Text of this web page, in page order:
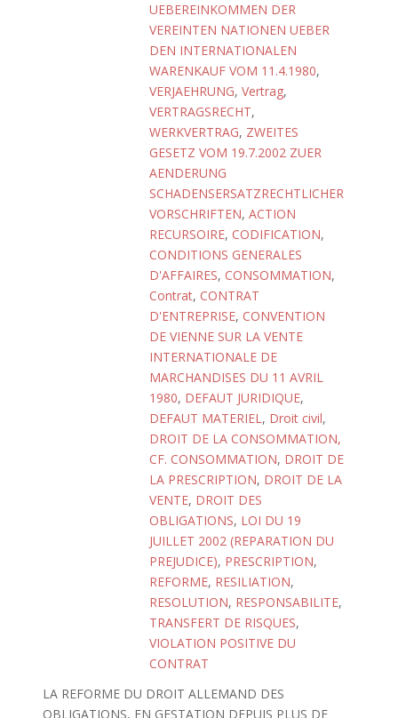
UEBEREINKOMMEN DER
VEREINTEN NATIONEN UEBER
DEN INTERNATIONALEN
WARENKAUF VOM 11.4.1980,
VERJAEHRUNG, Vertrag,
VERTRAGSRECHT,
WERKVERTRAG, ZWEITES
GESETZ VOM 19.7.2002 ZUER
AENDERUNG
SCHADENSERSATZRECHTLICHER
VORSCHRIFTEN, ACTION
RECURSOIRE, CODIFICATION,
CONDITIONS GENERALES
D'AFFAIRES, CONSOMMATION,
Contrat, CONTRAT
D'ENTREPRISE, CONVENTION
DE VIENNE SUR LA VENTE
INTERNATIONALE DE
MARCHANDISES DU 11 AVRIL
1980, DEFAUT JURIDIQUE,
DEFAUT MATERIEL, Droit civil,
DROIT DE LA CONSOMMATION,
CF. CONSOMMATION, DROIT DE
LA PRESCRIPTION, DROIT DE LA
VENTE, DROIT DES
OBLIGATIONS, LOI DU 19
JUILLET 2002 (REPARATION DU
PREJUDICE), PRESCRIPTION,
REFORME, RESILIATION,
RESOLUTION, RESPONSABILITE,
TRANSFERT DE RISQUES,
VIOLATION POSITIVE DU
CONTRAT
LA REFORME DU DROIT ALLEMAND DES
OBLIGATIONS, EN GESTATION DEPUIS PLUS DE